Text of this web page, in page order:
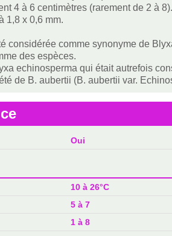
4 à 6 centimètres (rarement de 2 à
1,8 x 0,6 mm.
considérée comme synonyme de
des espèces.
echinosperma qui était autrefois
de B. aubertii (B. aubertii var.
Oui
10 à 26°C
5 à 7
1 à 8